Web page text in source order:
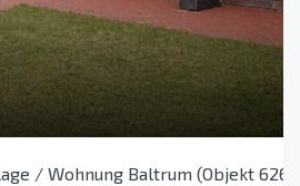
/ Wohnung Baltrum (Objekt